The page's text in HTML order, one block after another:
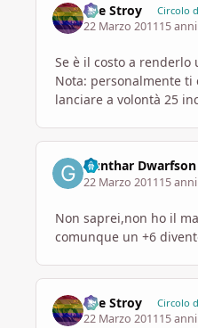
The Stroy Circolo
22 Marzo 201115 anni
Se è il costo a
Nota: personalmente
lanciare a volontà 25
Gunthar Dwarfson
22 Marzo 201115 anni
Non saprei,non ho il
comunque un +6
The Stroy Circolo
22 Marzo 201115 anni